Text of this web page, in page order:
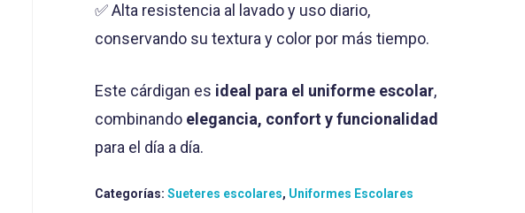
✅ Alta resistencia al lavado y uso diario,
conservando su textura y color por más tiempo.
Este cárdigan es ideal para el uniforme escolar,
combinando elegancia, confort y funcionalidad
para el día a día.
Categorías:Sueteres escolares, Uniformes Escolares